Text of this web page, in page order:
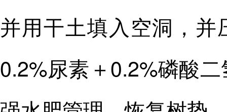
并用干土填入空洞，
0.2%尿素＋0.2%磷酸